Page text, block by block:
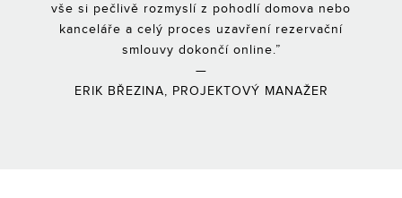
vše si pečlivě rozmyslí z pohodlí domova nebo
kanceláře a celý proces uzavření rezervační
smlouvy dokončí online.”
—
ERIK BŘEZINA, PROJEKTOVÝ MANAŽER